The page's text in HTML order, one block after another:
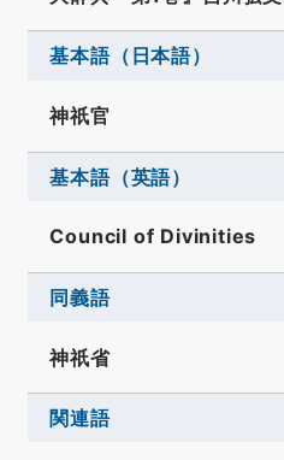
基本語（日本語）
神祇官
基本語（英語）
Council of Divinities
同義語
神祇省
関連語